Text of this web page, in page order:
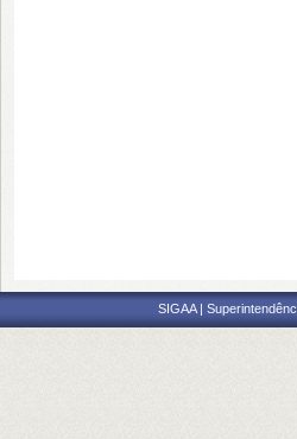
SIGAA |